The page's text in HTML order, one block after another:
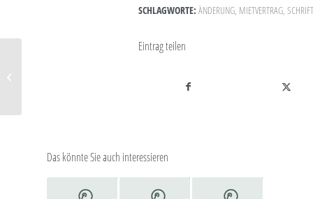
SCHLAGWORTE: ÄNDERUNG, MIETVERTRAG,
Eintrag teilen
Das könnte Sie auch interessieren